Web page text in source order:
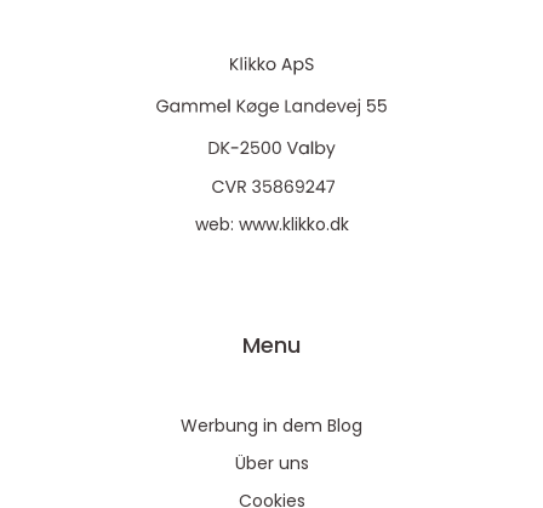
web: www.klikko.dk
Menu
Werbung in dem Blog
Über uns
Cookies